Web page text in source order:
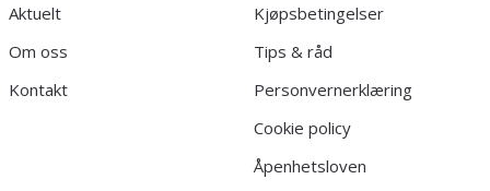
Aktuelt
Om oss
Kontakt
Kjøpsbetingelser
Tips & råd
Personvernerklæring
Cookie policy
Åpenhetsloven